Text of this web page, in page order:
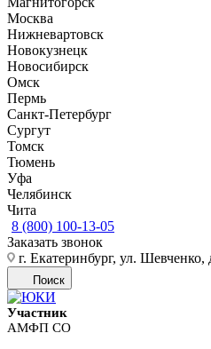
Москва
Нижневартовск
Новокузнецк
Новосибирск
Омск
Пермь
Санкт-Петербург
Сургут
Томск
Тюмень
Уфа
Челябинск
Чита
8 (800) 100-13-05
Заказать звонок
г. Екатеринбург, ул. Шевченко,
Поиск
Участник
АМФП СО